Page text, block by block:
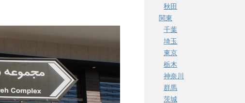
秋田
関東
千葉
埼玉
東京
栃木
神奈川
群馬
茨城